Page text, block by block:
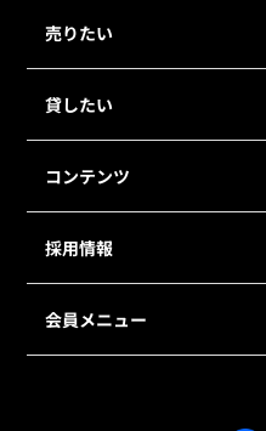
売りたい
貸したい
コンテンツ
採用情報
会員メニュー